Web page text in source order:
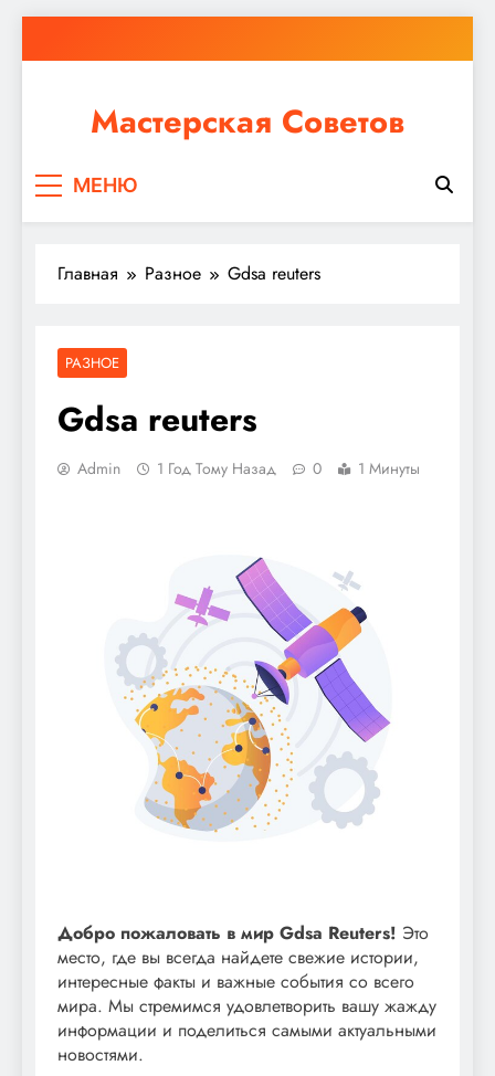
к
Мастерская Советов
ремонт или крупное строительство, в Мастерской
МЕНЮ
Главная Разное Gdsa reuters
РАЗНОЕ
Gdsa reuters
Admin 1 Год Тому Назад 0 1 Минуты
Добро пожаловать в мир Gdsa Reuters! Это
место, где вы всегда найдете свежие истории,
интересные факты и важные события со всего
мира. Мы стремимся удовлетворить вашу жажду
информации и поделиться самыми актуальными
новостями.